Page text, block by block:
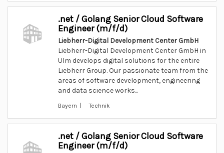
.net / Golang Senior Cloud Software
Engineer (m/f/d)
Liebherr-Digital Development Center GmbH
Liebherr-Digital Development Center GmbH in
Ulm develops digital solutions for the entire
Liebherr Group. Our passionate team from the
areas of software development, engineering
and data science works...
Bayern | Technik
.net / Golang Senior Cloud Software
Engineer (m/f/d)